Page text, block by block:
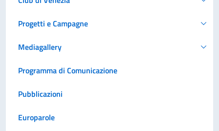
Progetti e Campagne
Mediagallery
Programma di Comunicazione
Pubblicazioni
Europarole